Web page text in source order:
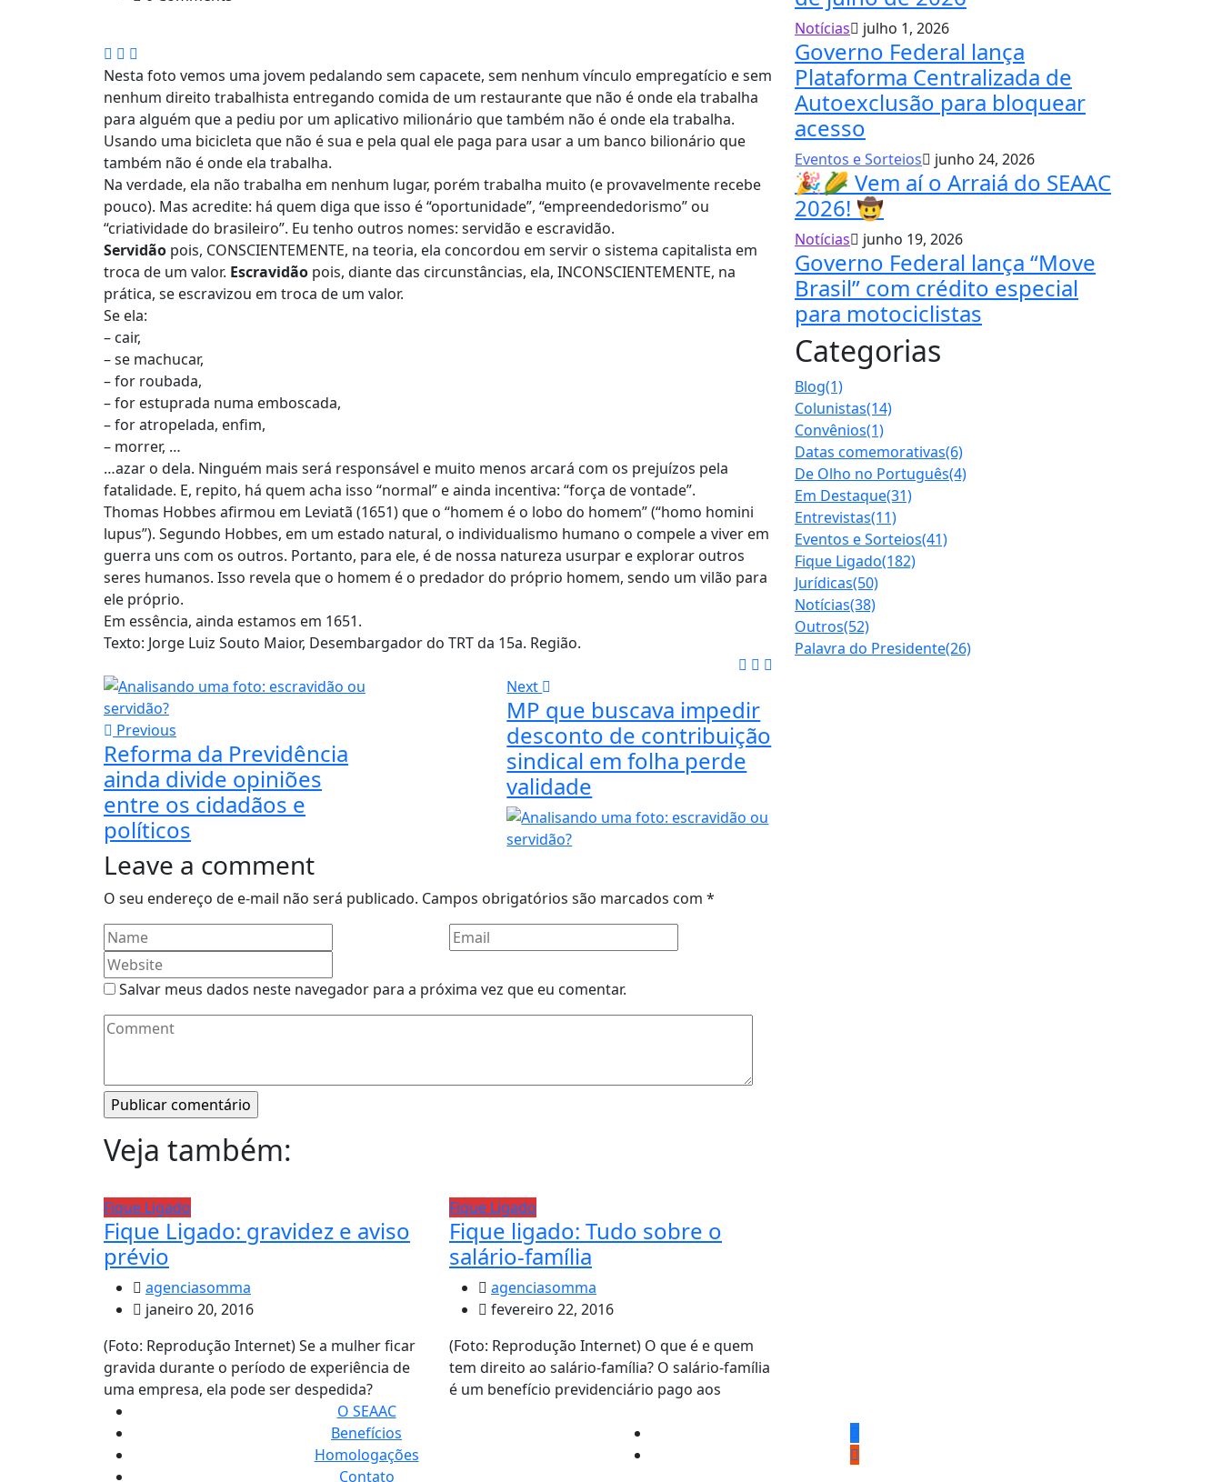
Nesta foto vemos uma jovem pedalando sem capacete, sem nenhum vínculo empregatício e sem
nenhum direito trabalhista entregando comida de um restaurante que não é onde ela trabalha
para alguém que a pediu por um aplicativo milionário que também não é onde ela trabalha.
Usando uma bicicleta que não é sua e pela qual ele paga para usar a um banco bilionário que
também não é onde ela trabalha.
Na verdade, ela não trabalha em nenhum lugar, porém trabalha muito (e provavelmente recebe
pouco). Mas acredite: há quem diga que isso é “oportunidade”, “empreendedorismo” ou
“criatividade do brasileiro”. Eu tenho outros nomes: servidão e escravidão.
Servidão pois, CONSCIENTEMENTE, na teoria, ela concordou em servir o sistema capitalista em
troca de um valor. Escravidão pois, diante das circunstâncias, ela, INCONSCIENTEMENTE, na
prática, se escravizou em troca de um valor.
Se ela:
– cair,
– se machucar,
– for roubada,
– for estuprada numa emboscada,
– for atropelada, enfim,
– morrer, …
…azar o dela. Ninguém mais será responsável e muito menos arcará com os prejuízos pela
fatalidade. E, repito, há quem acha isso “normal” e ainda incentiva: “força de vontade”.
Thomas Hobbes afirmou em Leviatã (1651) que o “homem é o lobo do homem” (“homo homini
lupus”). Segundo Hobbes, em um estado natural, o individualismo humano o compele a viver em
guerra uns com os outros. Portanto, para ele, é de nossa natureza usurpar e explorar outros
seres humanos. Isso revela que o homem é o predador do próprio homem, sendo um vilão para
ele próprio.
Em essência, ainda estamos em 1651.
Texto: Jorge Luiz Souto Maior, Desembargador do TRT da 15a. Região.
Previous
Reforma da Previdência
ainda divide opiniões
entre os cidadãos e
políticos
Next
MP que buscava impedir
desconto de contribuição
sindical em folha perde
validade
Leave a comment
O seu endereço de e-mail não será publicado. Campos obrigatórios são marcados com *
Salvar meus dados neste navegador para a próxima vez que eu comentar.
Veja também:
Fique Ligado
Fique Ligado: gravidez e aviso
prévio
agenciasomma
janeiro 20, 2016
(Foto: Reprodução Internet) Se a mulher ficar
gravida durante o período de experiência de
uma empresa, ela pode ser despedida?
Fique Ligado
Fique ligado: Tudo sobre o
salário-família
agenciasomma
fevereiro 22, 2016
(Foto: Reprodução Internet) O que é e quem
tem direito ao salário-família? O salário-família
é um benefício previdenciário pago aos
Notícias julho 1, 2026
Governo Federal lança
Plataforma Centralizada de
Autoexclusão para bloquear
acesso
Eventos e Sorteios junho 24, 2026
🎉🌽 Vem aí o Arraiá do SEAAC
2026! 🤠
Notícias junho 19, 2026
Governo Federal lança “Move
Brasil” com crédito especial
para motociclistas
Categorias
Blog(1)
Colunistas(14)
Convênios(1)
Datas comemorativas(6)
De Olho no Português(4)
Em Destaque(31)
Entrevistas(11)
Eventos e Sorteios(41)
Fique Ligado(182)
Jurídicas(50)
Notícias(38)
Outros(52)
Palavra do Presidente(26)
O SEAAC
Benefícios
Homologações
Contato